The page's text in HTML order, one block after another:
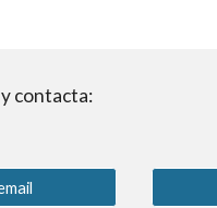
contacta: